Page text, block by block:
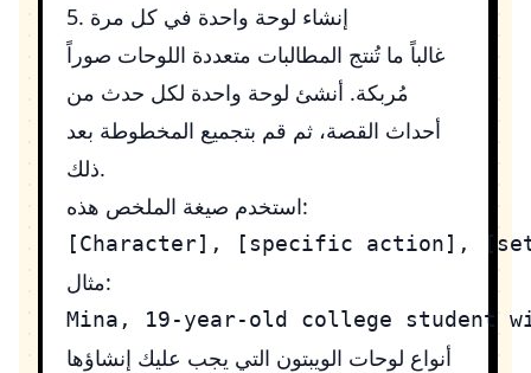
5. إنشاء لوحة واحدة في كل مرة
غالباً ما تُنتج المطالبات متعددة اللوحات صوراً
مُربكة. أنشئ لوحة واحدة لكل حدث من
أحداث القصة، ثم قم بتجميع المخطوطة بعد
ذلك.
استخدم صيغة الملخص هذه:
مثال:
أنواع لوحات الويبتون التي يجب عليك إنشاؤها